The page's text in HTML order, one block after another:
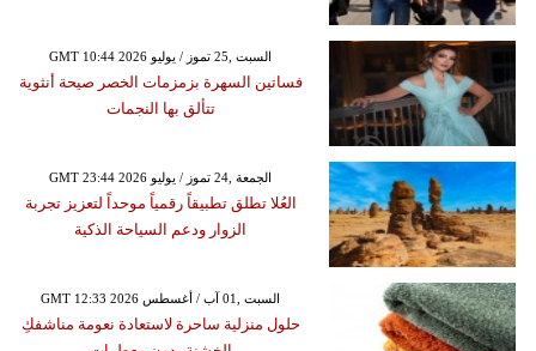
GMT 10:44 2026 السبت ,25 تموز / يوليو
فساتين السهرة بزمزمات الخصر صيحة أنثوية
تتألق بها النجمات
GMT 23:44 2026 الجمعة ,24 تموز / يوليو
العُلا تطلق تطبيقاً رقمياً موحداً لتعزيز تجربة
الزوار ودعم السياحة الذكية
GMT 12:33 2026 السبت ,01 آب / أغسطس
حلول منزلية ساحرة لاستعادة نعومة مناشفكِ